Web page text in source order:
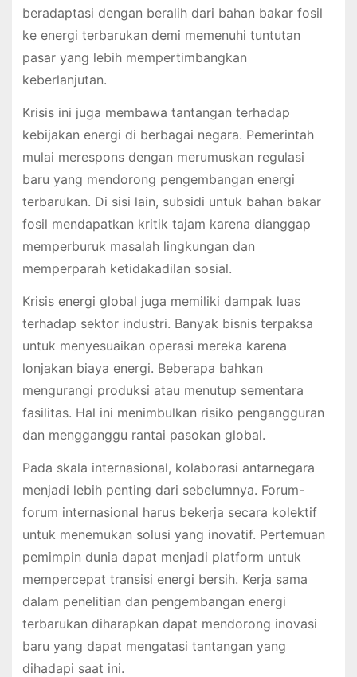
beradaptasi dengan beralih dari bahan bakar fosil
ke energi terbarukan demi memenuhi tuntutan
pasar yang lebih mempertimbangkan
keberlanjutan.
Krisis ini juga membawa tantangan terhadap
kebijakan energi di berbagai negara. Pemerintah
mulai merespons dengan merumuskan regulasi
baru yang mendorong pengembangan energi
terbarukan. Di sisi lain, subsidi untuk bahan bakar
fosil mendapatkan kritik tajam karena dianggap
memperburuk masalah lingkungan dan
memperparah ketidakadilan sosial.
Krisis energi global juga memiliki dampak luas
terhadap sektor industri. Banyak bisnis terpaksa
untuk menyesuaikan operasi mereka karena
lonjakan biaya energi. Beberapa bahkan
mengurangi produksi atau menutup sementara
fasilitas. Hal ini menimbulkan risiko pengangguran
dan mengganggu rantai pasokan global.
Pada skala internasional, kolaborasi antarnegara
menjadi lebih penting dari sebelumnya. Forum-
forum internasional harus bekerja secara kolektif
untuk menemukan solusi yang inovatif. Pertemuan
pemimpin dunia dapat menjadi platform untuk
mempercepat transisi energi bersih. Kerja sama
dalam penelitian dan pengembangan energi
terbarukan diharapkan dapat mendorong inovasi
baru yang dapat mengatasi tantangan yang
dihadapi saat ini.